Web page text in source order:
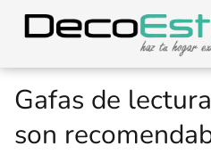
Gafas de
son